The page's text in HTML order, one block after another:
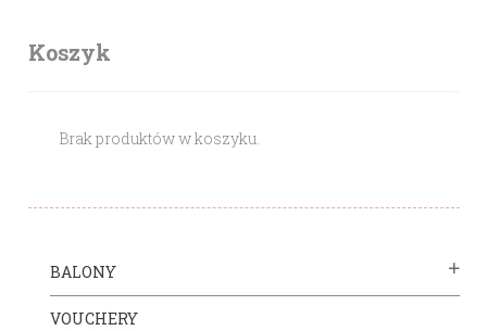
Koszyk
Brak produktów w koszyku.
BALONY
VOUCHERY